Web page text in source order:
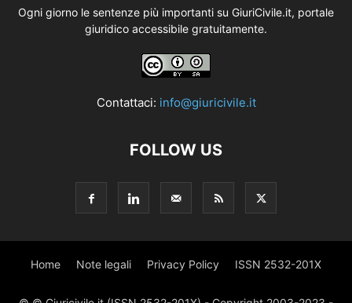
Ogni giorno le sentenze più importanti su GiuriCivile.it, portale
giuridico accessibile gratuitamente.
Contattaci: info@giuricivile.it
FOLLOW US
Home Note legali Privacy Policy ISSN 2532-201X